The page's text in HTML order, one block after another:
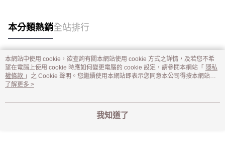
本分類熱銷全站排行
熱門標籤
本網站中使用 cookie，欲查詢有關本網站使用 cookie 方式之詳情，及若您不希
望在電腦上使用 cookie 時應如何變更電腦的 cookie 設定，請參閱本網站「 隱私
權條款 」之 Cookie 聲明。您繼續使用本網站即表示您同意本公司得按本網站使
用條款之 Cookie 聲明使用 cookie。
了解更多 >
我知道了